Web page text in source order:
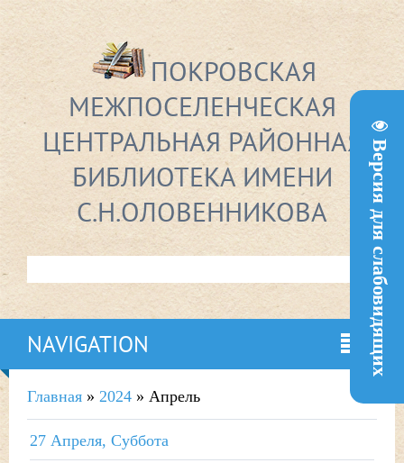
Версия для слабовидящих
ПОКРОВСКАЯ
МЕЖПОСЕЛЕНЧЕСКАЯ
ЦЕНТРАЛЬНАЯ РАЙОННАЯ
БИБЛИОТЕКА ИМЕНИ
С.Н.ОЛОВЕННИКОВА
NAVIGATION
Главная » 2024 » Апрель
27 Апреля, Суббота